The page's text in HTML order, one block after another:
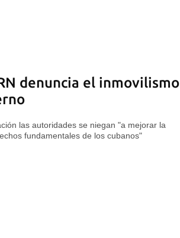
denuncia el inmovilismo
las autoridades se niegan "a mejorar la
fundamentales de los cubanos"